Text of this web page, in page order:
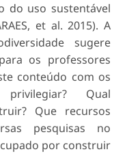
do uso sustentável
et al. 2015). A
sugere
os professores
conteúdo com os
Qual
Que recursos
pesquisas no
por construir